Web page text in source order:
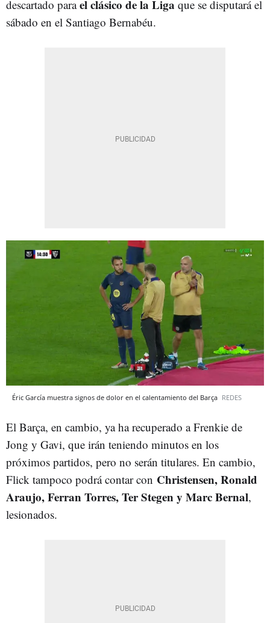
descartado parael clásico de la Liga que se disputará el
sábado en el Santiago Bernabéu.
Éric García muestra signos de dolor en el calentamiento del Barça REDES
El Barça, en cambio, ya ha recuperado a Frenkie de
Jong y Gavi, que irán teniendo minutos en los
próximos partidos, pero no serán titulares. En cambio,
Flick tampoco podrá contar con Christensen, Ronald
Araujo, Ferran Torres, Ter Stegen y Marc Bernal,
lesionados.